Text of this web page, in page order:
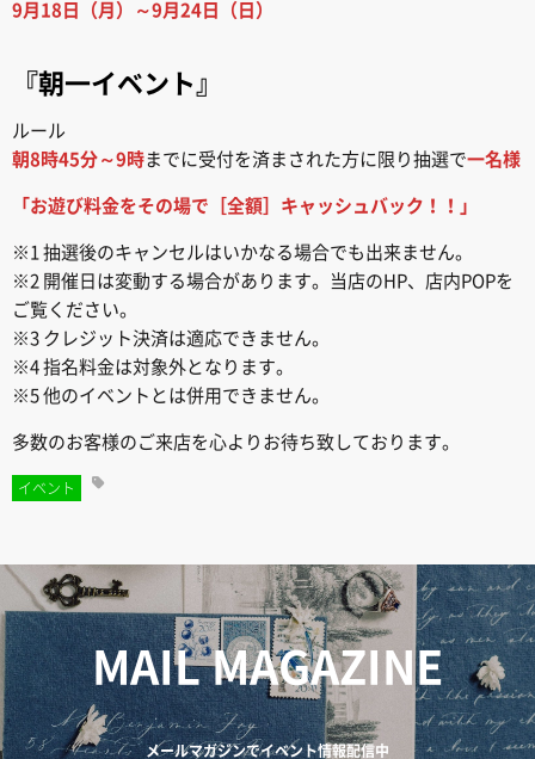
9月18日（月）～9月24日（日）
『朝一イベント』
ルール
朝8時45分～9時までに受付を済まされた方に限り抽選で一名様
「お遊び料金をその場で［全額］キャッシュバック！！」
※1 抽選後のキャンセルはいかなる場合でも出来ません。
※2 開催日は変動する場合があります。当店のHP、店内POPを
ご覧ください。
※3 クレジット決済は適応できません。
※4 指名料金は対象外となります。
※5 他のイベントとは併用できません。
多数のお客様のご来店を心よりお待ち致しております。
イベント
MAIL MAGAZINE
メールマガジンでイベント情報配信中